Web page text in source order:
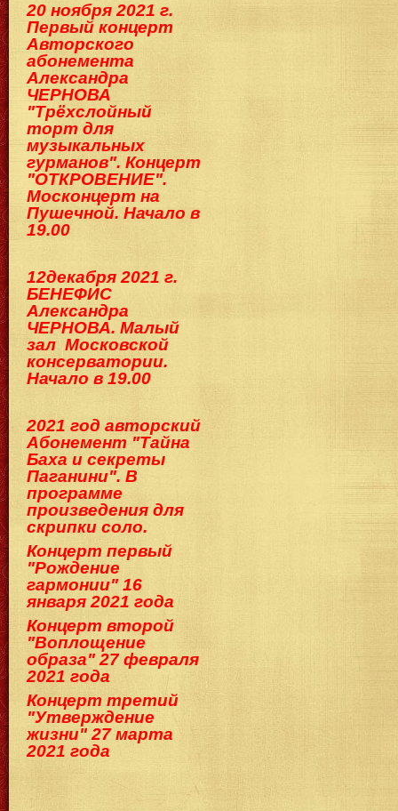
20 ноября 2021 г.
Первый концерт
Авторского
абонемента
Александра
ЧЕРНОВА
"Трёхслойный
торт для
музыкальных
гурманов". Концерт
"ОТКРОВЕНИЕ".
Москонцерт на
Пушечной. Начало в
19.00
12декабря 2021 г.
БЕНЕФИС
Александра
ЧЕРНОВА. Малый
зал Московской
консерватории.
Начало в 19.00
2021 год авторский
Абонемент "Тайна
Баха и секреты
Паганини". В
программе
произведения для
скрипки соло.
Концерт первый
"Рождение
гармонии" 16
января 2021 года
Концерт второй
"Воплощение
образа" 27 февраля
2021 года
Концерт третий
"Утверждение
жизни" 27 марта
2021 года